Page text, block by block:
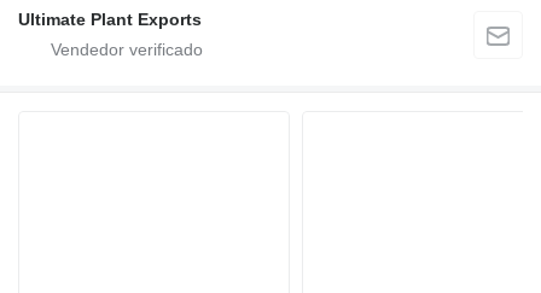
Ultimate Plant Exports